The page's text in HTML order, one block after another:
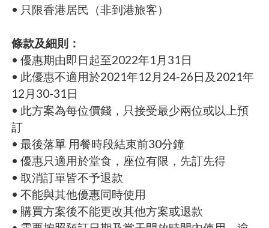
• 只限香港居民（非到港旅客）
條款及細則：
• 優惠期由即日起至2022年1月31日
• 此優惠不適用於2021年12月24-26日及2021年
12月30-31日
• 此方案為每位價錢，只接受最少兩位或以上預
訂
• 最後落單 用餐時段結束前30分鐘
• 優惠只適用於堂食，座位有限，先訂先得
• 取消訂單皆不予退款
• 不能與其他優惠同時使用
• 購買方案後不能更改其他方案或退款